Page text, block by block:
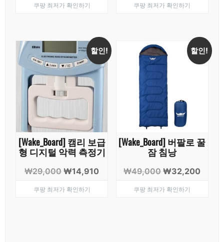
가
쿠팡 최저가 확인하기 쿠팡 최저가 확인하기
할인!
[Wake_Board] 캠리 보급
형 디지털 악력 측정기
₩29,000 원
가
₩14,910
쿠팡 최저가 확인하기
할인!
[Wake_Board] 버팔로 꿀
잠 침낭
₩49,000 원
가
₩32,200
쿠팡 최저가 확인하기